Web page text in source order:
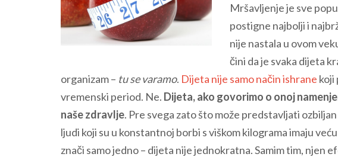
Mršavljenje je sve
postigne najbolji i
nije nastala u ovom
čini da je svaka dijeta
organizam – tu se varamo. Dijeta nije samo način ishrane koji
vremenski period. Ne. Dijeta, ako govorimo o onoj
naše zdravlje. Pre svega zato što može predstavljati
ljudi koji su u konstantnoj borbi s viškom kilograma imaju
znači samo jedno – dijeta nije jednokratna. Samim tim, njen